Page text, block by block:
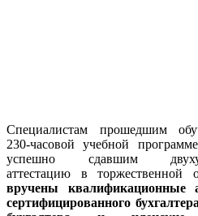
Специалистам прошедшим
230-часовой учебной
успешно сдавшим
аттестацию в торжественной
вручены квалификационные
сертифицированного